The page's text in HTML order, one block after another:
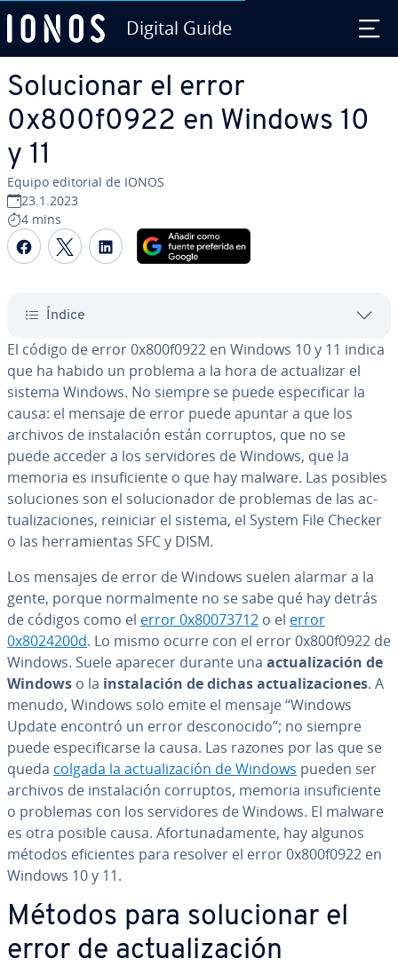
Digital Guide
So­lu­cio­nar el error
0x800f0922 en Windows 10
y 11
Equipo editorial de IONOS
23.1.2023
4 mins
Compartir Facebook
Compartir Twitter
Compartir LinkedIn
Índice
El código de error 0x800f0922 en Windows 10 y 11 indica
que ha habido un problema a la hora de ac­tua­li­zar el
sistema Windows. No siempre se puede es­pe­ci­fi­car la
causa: el mensaje de error puede apuntar a que los
archivos de in­s­ta­la­ción están corruptos, que no se
puede acceder a los se­r­vi­do­res de Windows, que la
memoria es in­su­fi­cie­n­te o que hay malware. Las posibles
so­lu­cio­nes son el so­lu­cio­na­dor de problemas de las ac­
tua­li­za­cio­nes, reiniciar el sistema, el System File Checker
o las he­rra­mie­n­tas SFC y DISM.
Los mensajes de error de Windows suelen alarmar a la
gente, porque no­r­ma­l­me­n­te no se sabe qué hay detrás
de códigos como el error 0x80073712 o el error
0x8024200d. Lo mismo ocurre con el error 0x800f0922 de
Windows. Suele aparecer durante una ac­tua­li­za­ción de
Windows o la in­s­ta­la­ción de dichas ac­tua­li­za­cio­nes. A
menudo, Windows solo emite el mensaje “Windows
Update encontró un error de­s­co­no­ci­do”; no siempre
puede es­pe­ci­fi­car­se la causa. Las razones por las que se
queda colgada la ac­tua­li­za­ción de Windows pueden ser
archivos de in­s­ta­la­ción corruptos, memoria in­su­fi­cie­n­te
o problemas con los se­r­vi­do­res de Windows. El malware
es otra posible causa. Afo­r­tu­na­da­me­n­te, hay algunos
métodos efi­cie­n­tes para resolver el error 0x800f0922 en
Windows 10 y 11.
Métodos para so­lu­cio­nar el
error de ac­tua­li­za­ción